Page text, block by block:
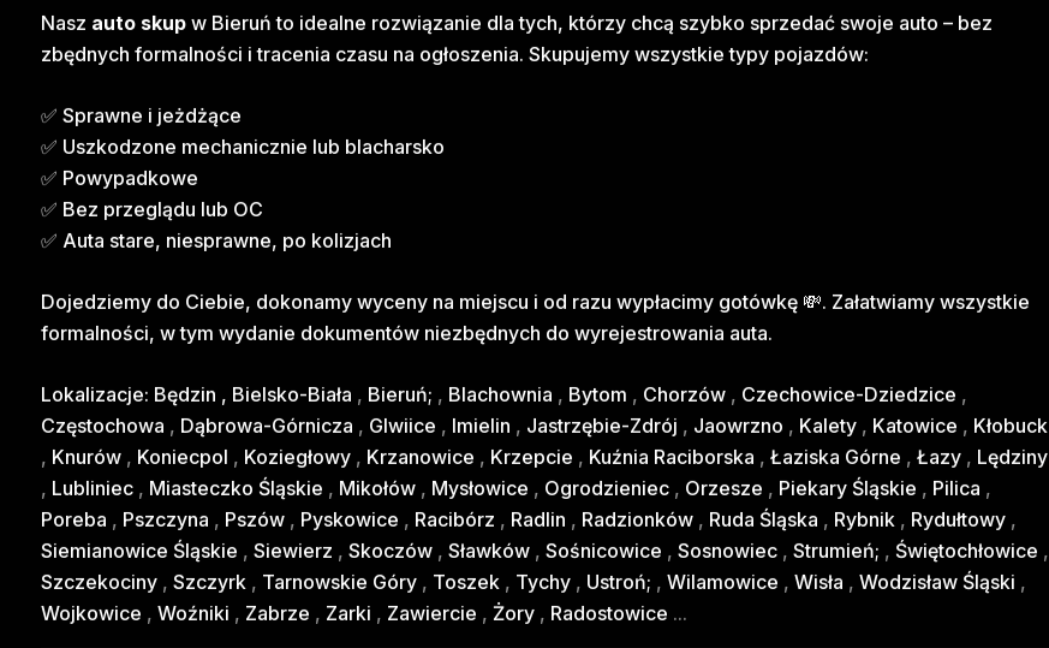
Nasz auto skup w Bieruń to idealne rozwiązanie dla tych, którzy chcą szybko sprzedać swoje auto – bez
zbędnych formalności i tracenia czasu na ogłoszenia. Skupujemy wszystkie typy pojazdów:
✅ Sprawne i jeżdżące
✅ Uszkodzone mechanicznie lub blacharsko
✅ Powypadkowe
✅ Bez przeglądu lub OC
✅ Auta stare, niesprawne, po kolizjach
Dojedziemy do Ciebie, dokonamy wyceny na miejscu i od razu wypłacimy gotówkę 💸. Załatwiamy wszystkie
formalności, w tym wydanie dokumentów niezbędnych do wyrejestrowania auta.
Lokalizacje: Będzin , Bielsko-Biała , Bieruń; , Blachownia , Bytom , Chorzów , Czechowice-Dziedzice ,
Częstochowa , Dąbrowa-Górnicza , Glwiice , Imielin , Jastrzębie-Zdrój , Jaowrzno , Kalety , Katowice , Kłobuck
, Knurów , Koniecpol , Koziegłowy , Krzanowice , Krzepcie , Kuźnia Raciborska , Łaziska Górne , Łazy , Lędziny
, Lubliniec , Miasteczko Śląskie , Mikołów , Mysłowice , Ogrodzieniec , Orzesze , Piekary Śląskie , Pilica ,
Poreba , Pszczyna , Pszów , Pyskowice , Racibórz , Radlin , Radzionków , Ruda Śląska , Rybnik , Rydułtowy ,
Siemianowice Śląskie , Siewierz , Skoczów , Sławków , Sośnicowice , Sosnowiec , Strumień; , Świętochłowice ,
Szczekociny , Szczyrk , Tarnowskie Góry , Toszek , Tychy , Ustroń; , Wilamowice , Wisła , Wodzisław Śląski ,
Wojkowice , Woźniki , Zabrze , Zarki , Zawiercie , Żory , Radostowice ...